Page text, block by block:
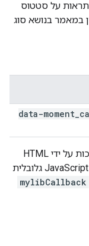
על סטטוס
במאמר בנושא סוג
data-moment
פונקציות JavaScript במרחב שמות לא נתמכות על ידי HTML
API. במקום זאת, צריך להשתמש בפונקציית JavaScript גלובלית
mylibCallback